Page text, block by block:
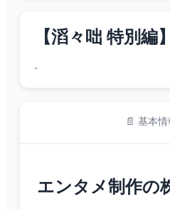
【滔々咄 特別編
-
📄 基本情
エンタメ制作の